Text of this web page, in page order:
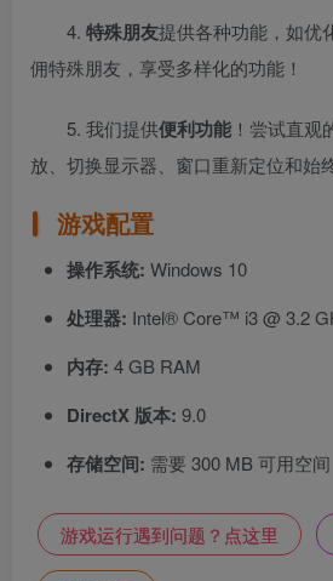
4. 特殊朋友提供各种功能，如优
佣特殊朋友，享受多样化的功能！
5. 我们提供便利功能 ！尝试直观
放、切换显示器、窗口重新定位和始
游戏配置
操作系统: Windows 10
处理器: Intel® Core™ i3 @ 3.2
内存: 4 GB RAM
DirectX 版本: 9.0
存储空间: 需要 300 MB 可用空间
游戏运行遇到问题？点这里